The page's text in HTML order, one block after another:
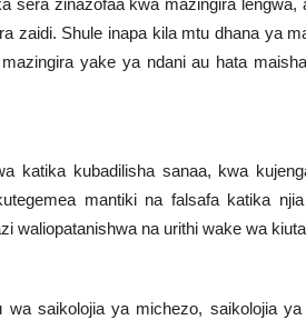
zaidi. Shule inapa kila mtu dhana ya
yake ya ndani au hata
katika kubadilisha sanaa, kwa
mantiki na falsafa katika
waliopatanishwa na urithi wake wa
wa saikolojia ya michezo, saikolojia